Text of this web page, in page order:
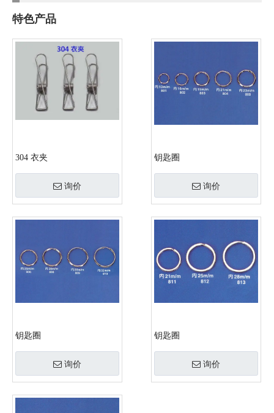
特色产品
304 衣夹
询价
钥匙圈
询价
钥匙圈
询价
钥匙圈
询价